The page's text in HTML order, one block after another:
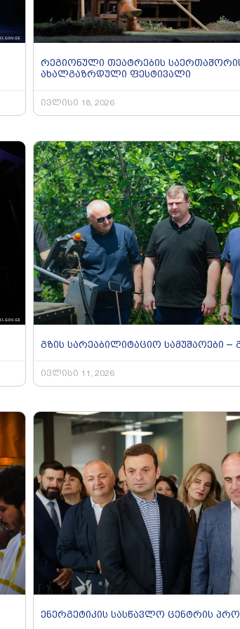
რეგიონული თეატრების
ახალგაზრდული ფესტივალი
ივლისი 18, 2026
გზის სარეაბილიტაციო სამუშაოები –
ივლისი 11, 2026
ენერგეტიკის სასწავლო ცენტრის